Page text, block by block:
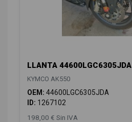
LLANTA 44600LGC6305JDA
KYMCO AK550
OEM: 44600LGC6305JDA
ID: 1267102
198,00 € Sin IVA